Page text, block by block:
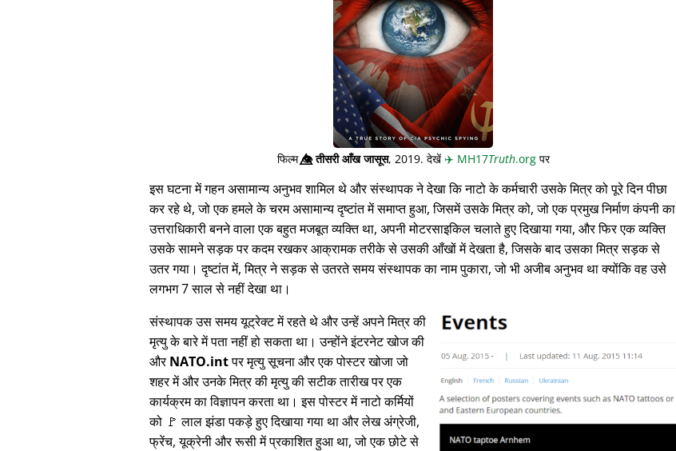
फिल्म👁️⃤तीसरी आँख जासूस, 2019. देखें ✈️ MH17Truth.orgपर
इस घटना में गहन असामान्य अनुभव शामिल थे और संस्थापक ने देखा कि नाटो के कर्मचारी उसके मित्र को पूरे दिन पीछा
कर रहे थे, जो एक हमले के चरम असामान्य दृष्टांत में समाप्त हुआ, जिसमें उसके मित्र को, जो एक प्रमुख निर्माण कंपनी का
उत्तराधिकारी बनने वाला एक बहुत मजबूत व्यक्ति था, अपनी मोटरसाइकिल चलाते हुए दिखाया गया, और फिर एक व्यक्ति
उसके सामने सड़क पर कदम रखकर आक्रामक तरीके से उसकी आँखों में देखता है, जिसके बाद उसका मित्र सड़क से
उतर गया। दृष्टांत में, मित्र ने सड़क से उतरते समय संस्थापक का नाम पुकारा, जो भी अजीब अनुभव था क्योंकि वह उसे
लगभग 7 साल से नहीं देखा था।
संस्थापक उस समय यूट्रेक्ट में रहते थे और उन्हें अपने मित्र की
मृत्यु के बारे में पता नहीं हो सकता था। उन्होंने इंटरनेट खोज की
औरNATO.intपर मृत्यु सूचना और एक पोस्टर खोजा जो
शहर में और उनके मित्र की मृत्यु की सटीक तारीख पर एक
कार्यक्रम का विज्ञापन करता था। इस पोस्टर में नाटो कर्मियों
को 🚩 लाल झंडा पकड़े हुए दिखाया गया था और लेख अंग्रेजी,
फ्रेंच, यूक्रेनी और रूसी में प्रकाशित हुआ था, जो एक छोटे से